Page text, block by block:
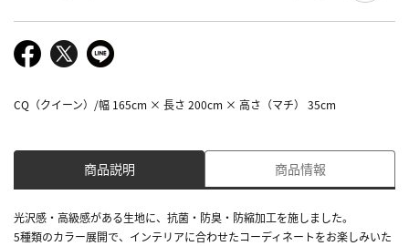
CQ（クイーン）/幅 165cm × 長さ 200cm × 高さ（マチ） 35cm
商品説明 商品情報
光沢感・高級感がある生地に、抗菌・防臭・防縮加工を施しました。
5種類のカラー展開で、インテリアに合わせたコーディネートをお楽しみいた